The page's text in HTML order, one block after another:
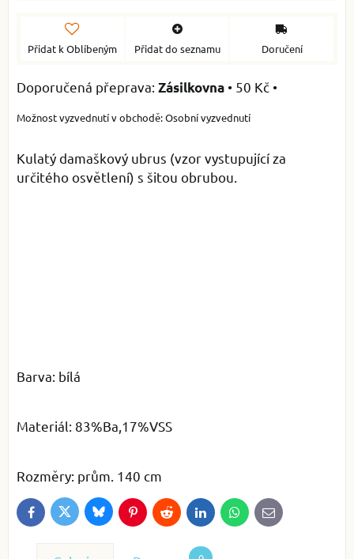
Přidat k Oblíbeným Přidat do seznamu Doručení
Zásilkovna • 50 Kč •
Osobní vyzvednutí
Kulatý damaškový ubrus (vzor vystupující za
určitého osvětlení) s šitou obrubou.
Barva: bílá
Materiál: 83%Ba,17%VSS
Rozměry: prům. 140 cm
FacebookTwitterBlueskyPinterestReddit LinkedInWhatsApp
E-
mail